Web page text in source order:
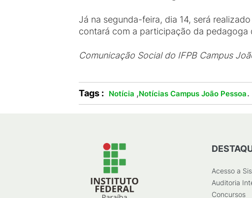
Já na segunda-feira, dia 14, será
contará com a participação da pedagoga
Comunicação Social do IFPB Campus
Tags : Notícia ,Notícias Campus João Pessoa.
Acesso a
Auditoria
Concursos